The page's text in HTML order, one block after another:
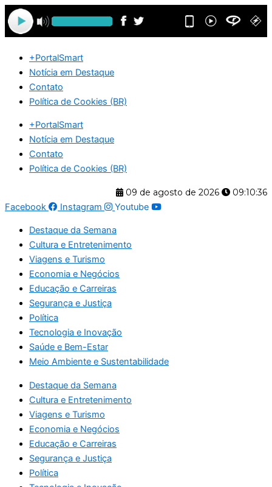
Ir
para
o
+PortalSmart
Notícia em Destaque
Contato
Política de Cookies (BR)
+PortalSmart
Notícia em Destaque
Contato
Política de Cookies (BR)
09 de agosto de 2026
09:10:36
Facebook
Instagram Youtube
Destaque da Semana
Cultura e Entretenimento
Viagens e Turismo
Economia e Negócios
Educação e Carreiras
Segurança e Justiça
Política
Tecnologia e Inovação
Saúde e Bem-Estar
Meio Ambiente e Sustentabilidade
Destaque da Semana
Cultura e Entretenimento
Viagens e Turismo
Economia e Negócios
Educação e Carreiras
Segurança e Justiça
Política